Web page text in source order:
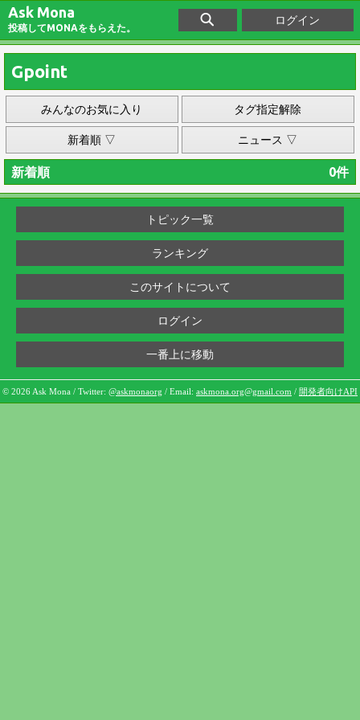
Ask Mona
投稿してMONAをもらえた。
ログイン
Gpoint
みんなのお気に入り タグ指定解除
新着順 ▽ ニュース ▽
新着順 0件
トピック一覧
ランキング
このサイトについて
ログイン
一番上に移動
© 2026 Ask Mona / Twitter: @askmonaorg / Email: askmona.org@gmail.com / 開発者向けAPI